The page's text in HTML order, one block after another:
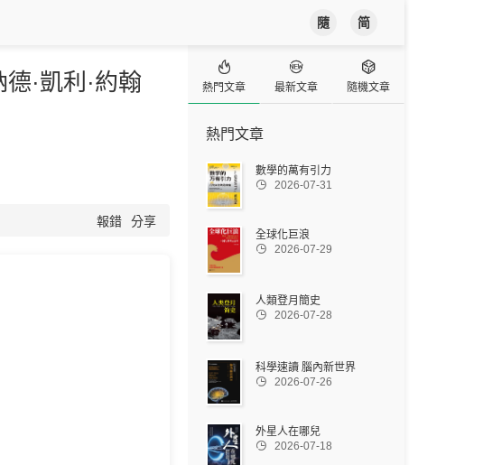
隨 简
·凱利·約翰
報錯 分享

熱門文章

最新文章

隨機文章
熱門文章
數學的萬有引力
 2026-07-31
全球化巨浪
 2026-07-29
人類登月簡史
 2026-07-28
科學速讀 腦內新世界
 2026-07-26
外星人在哪兒
 2026-07-18